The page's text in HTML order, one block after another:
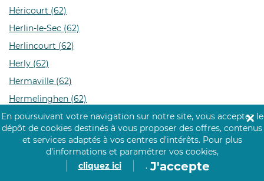
Héricourt (62)
Herlin-le-Sec (62)
Herlincourt (62)
Herly (62)
Hermaville (62)
Hermelinghen (62)
Hermies (62)
Hermin (62)
Hernicourt (62)
Hersin-Coupigny (62)
En poursuivant votre navigation sur notre site, vous acceptez le
dépôt de cookies destinés à vous proposer des offres, contenus
et services adaptés à vos centres d’intérêts. Pour plus
d’informations et paramétrer vos cookies,
cliquez ici
. J'accepte
✕